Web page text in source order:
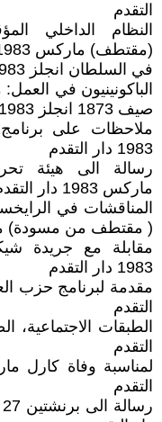
التقدم
النظام الداخلي
(مقتطف) ماركس 1983 دار التقدم
في السلطان انجلز 1983 دار التقدم
الباكونينيون في
صيف 1873 انجلز 1983 دار التقدم
ملاحظات على
1983 دار التقدم
رسالة الى هيئة
ماركس 1983 دار التقدم
المناقشات في
( مقتطف من مسودة) ماركس 1983
مقابلة مع جريدة
1983 دار التقدم
التقدم
التقدم
التقدم